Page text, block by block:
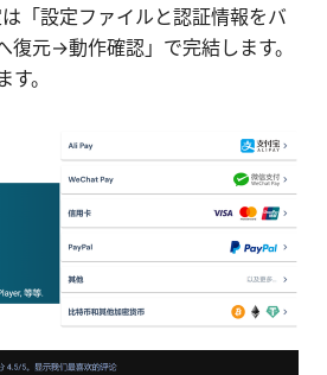
「設定ファイルと認証情報をバ
元→動作確認」で完結します。
。